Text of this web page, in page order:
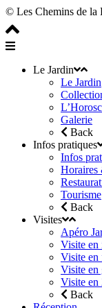
© Les Chemins de la
Le Jardin
Le Jardin
Galerie
Back
Infos pratiques
Infos
Horaires
Tourisme
Back
Visites
Apéro
Visite en
Visite en
Visite en
Visite en
Back